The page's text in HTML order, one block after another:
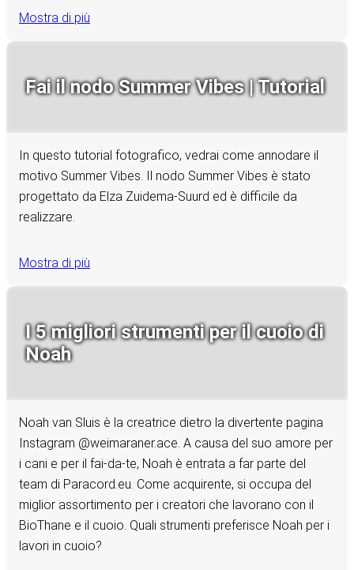
Mostra di più
Fai il nodo Summer Vibes | Tutorial
In questo tutorial fotografico, vedrai come annodare il
motivo Summer Vibes. Il nodo Summer Vibes è stato
progettato da Elza Zuidema-Suurd ed è difficile da
realizzare.
Mostra di più
I 5 migliori strumenti per il cuoio di
Noah
Noah van Sluis è la creatrice dietro la divertente pagina
Instagram @weimaraner.ace. A causa del suo amore per
i cani e per il fai-da-te, Noah è entrata a far parte del
team di Paracord.eu. Come acquirente, si occupa del
miglior assortimento per i creatori che lavorano con il
BioThane e il cuoio. Quali strumenti preferisce Noah per i
lavori in cuoio?